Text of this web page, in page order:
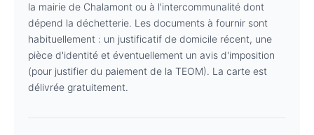
la mairie de Chalamont ou à l'intercommunalité dont
dépend la déchetterie. Les documents à fournir sont
habituellement : un justificatif de domicile récent, une
pièce d'identité et éventuellement un avis d'imposition
(pour justifier du paiement de la TEOM). La carte est
délivrée gratuitement.